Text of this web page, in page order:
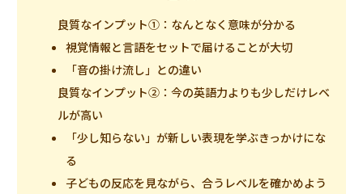
良質なインプット①：なんとなく意味が分かる
視覚情報と言語をセットで届けることが大切
「音の掛け流し」との違い
良質なインプット②：今の英語力よりも少しだけレベ
ルが高い
「少し知らない」が新しい表現を学ぶきっかけにな
る
子どもの反応を見ながら、合うレベルを確かめよう